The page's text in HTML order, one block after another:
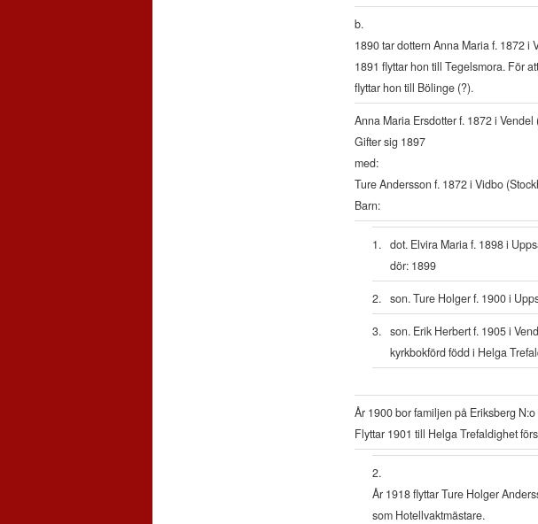
b.
1890 tar dottern Anna Maria f. 1872 i
1891 flyttar hon till Tegelsmora. För
flyttar hon till Bölinge (?).
Anna Maria Ersdotter f. 1872 i
Gifter sig 1897
med:
Ture Andersson f. 1872 i Vidbo
Barn:
1. dot. Elvira Maria f. 1898 i
dör: 1899
2. son. Ture Holger f. 1900 i
3. son. Erik Herbert f. 1905 i
kyrkbokförd född i Helga
År 1900 bor familjen på Eriksberg
Flyttar 1901 till Helga Trefaldighet
2.
År 1918 flyttar Ture Holger
som Hotellvaktmästare.